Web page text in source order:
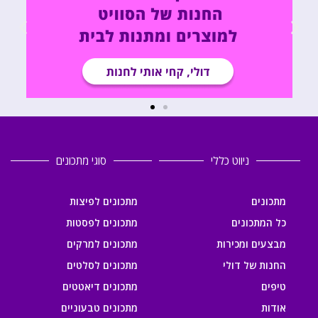
ניווט כללי
מתכונים
כל המתכונים
מבצעים ומכירות
החנות של דולי
טיפים
אודות
סוגי מתכונים
מתכונים לפיצות
מתכונים לפסטות
מתכונים למרקים
מתכונים לסלטים
מתכונים דיאטטים
מתכונים טבעוניים